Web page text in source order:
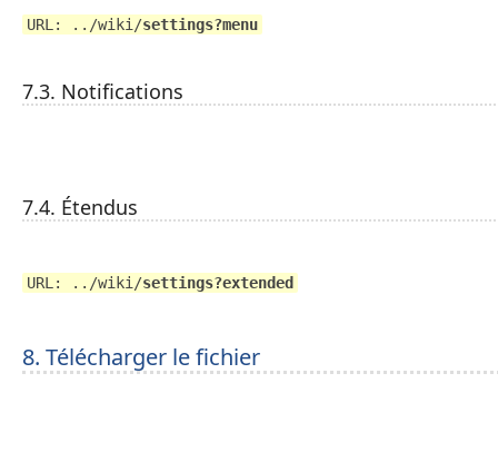
URL: ../wiki/settings?menu
7.3. Notifications
7.4. Étendus
URL: ../wiki/settings?extended
8. Télécharger le fichier